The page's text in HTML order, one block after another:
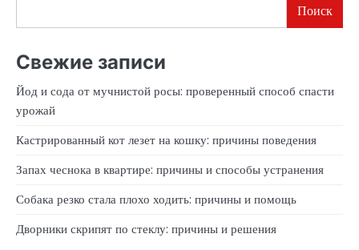
Поиск
Свежие записи
Йод и сода от мучнистой росы: проверенный способ спасти
урожай
Кастрированный кот лезет на кошку: причины поведения
Запах чеснока в квартире: причины и способы устранения
Собака резко стала плохо ходить: причины и помощь
Дворники скрипят по стеклу: причины и решения